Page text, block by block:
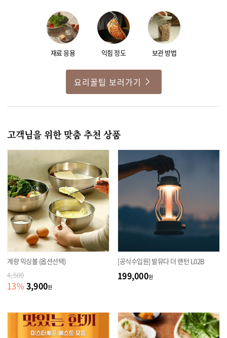
재료 응용 익힘 정도 보관 방법
요리꿀팁 보러가기
고객님을 위한 맞춤 추천 상품
계량 믹싱볼 (옵션선택)
4,500
13% 3,900원
[공식수입원] 발뮤다 더 랜턴 L02B
199,000원